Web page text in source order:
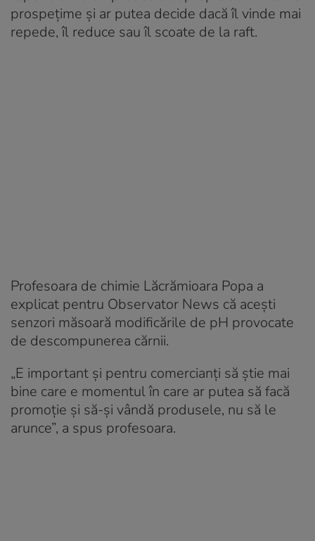
prospețime și ar putea decide dacă îl vinde mai
repede, îl reduce sau îl scoate de la raft.
Profesoara de chimie Lăcrămioara Popa a
explicat pentru Observator News că acești
senzori măsoară modificările de pH provocate
de descompunerea cărnii.
„E important şi pentru comercianţi să ştie mai
bine care e momentul în care ar putea să facă
promoţie şi să-şi vândă produsele, nu să le
arunce”, a spus profesoara.